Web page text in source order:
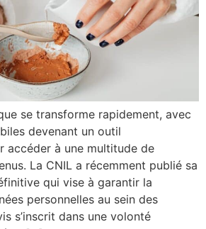
se transforme rapidement, avec
devenant un outil
accéder à une multitude de
La CNIL a récemment publié sa
qui vise à garantir la
personnelles au sein des
s’inscrit dans une volonté